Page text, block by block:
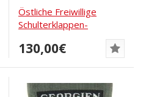
Östliche Freiwillige
Schulterklappen-
130,00€